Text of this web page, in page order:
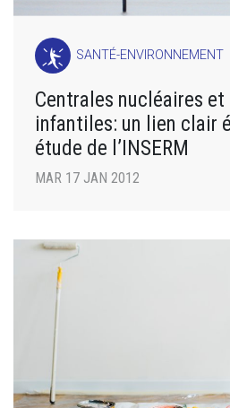
SANTÉ-ENVIRONNEMENT
Centrales nucléaires
infantiles: un lien clair
étude de l’INSERM
MAR 17 JAN 2012